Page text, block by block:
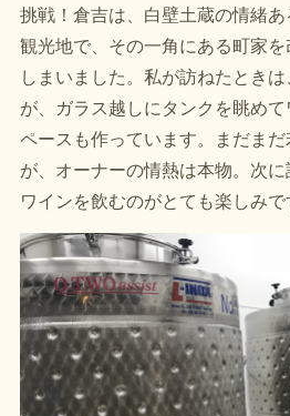
挑戦！倉吉は、白壁土蔵の情緒
観光地で、その一角にある町家
しまいました。私が訪ねたとき
が、ガラス越しにタンクを眺め
ペースも作っています。まだま
が、オーナーの情熱は本物。次
ワインを飲むのがとても楽しみで